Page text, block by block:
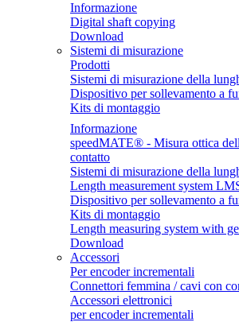
Informazione
Digital shaft copying
Download
Sistemi di misurazione
Prodotti
Sistemi di misurazione della
Dispositivo per sollevamento a
Kits di montaggio
Informazione
speedMATE® - Misura ottica
contatto
Sistemi di misurazione della
Length measurement system
Dispositivo per sollevamento a
Kits di montaggio
Length measuring system with
Download
Accessori
Per encoder incrementali
Connettori femmina / cavi con
Accessori elettronici
per encoder incrementali